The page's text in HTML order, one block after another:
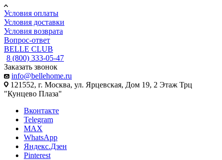
Условия оплаты
Условия доставки
Условия возврата
Вопрос-ответ
BELLE CLUB
8 (800) 333-05-47
Заказать звонок
info@bellehome.ru
121552, г. Москва, ул. Ярцевская, Дом 19, 2 Этаж Трц
"Кунцево Плаза"
Вконтакте
Telegram
MAX
WhatsApp
Яндекс.Дзен
Pinterest